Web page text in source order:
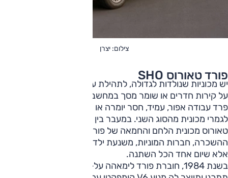
צילום: יצרן
פורד טאורוס SHO
יש מכוניות שנולדות לגדולה, לתהילת עולם, להיתלות כפוסטרים
על קירות חדרים או שומר מסך במחשב. ויש כאלו שנולדות להיות
פרד עבודה אפור, עמיד, חסר יומרה או ייחוד. פורד טאורוס היא
טאורוס מכונית הלחם והחמאה של פורד, כוכבת חברות
ההשכרה, חברות המוניות, משנעת ילדים לחוגים והורים לעבודה.
אלא שיום אחד הכל השתנה.
בשנת 1984, חוברת פורד לימאהה על-מנת שיצרנית האופנועים